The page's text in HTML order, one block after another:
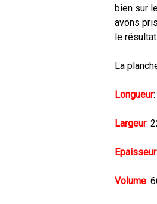
bien sur
avons
le
La
Longueur:
Largeur:
Epaisseur:
Volume: